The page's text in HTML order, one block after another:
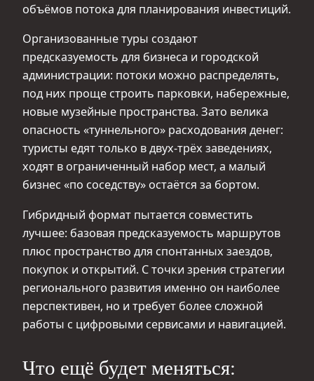
объёмов потока для планирования инвестиций.
Организованные туры создают
предсказуемость для бизнеса и городской
администрации: потоки можно распределять,
под них проще строить парковки, набережные,
новые музейные пространства. Зато велика
опасность «туннельного» расходования денег:
туристы едят только в двух‑трёх заведениях,
ходят в ограниченный набор мест, а малый
бизнес «по соседству» остаётся за бортом.
Гибридный формат пытается совместить
лучшее: базовая предсказуемость маршрутов
плюс пространство для спонтанных заездов,
покупок и открытий. С точки зрения стратегии
регионального развития именно он наиболее
перспективен, но и требует более сложной
работы с цифровыми сервисами и навигацией.
Что ещё будет меняться: